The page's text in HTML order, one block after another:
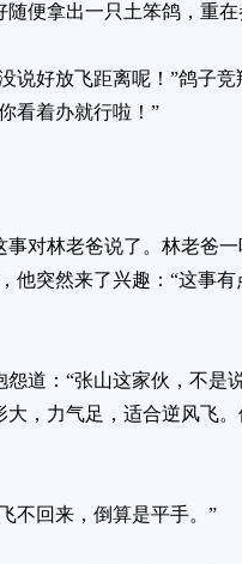
便拿出一只土笨鸽，重在
好放飞距离呢！”鸽子竞
看着办就行啦！”
对林老爸说了。林老爸
他突然来了兴趣：“这事
道：“张山这家伙，不是
，力气足，适合逆风飞
不回来，倒算是平手。”